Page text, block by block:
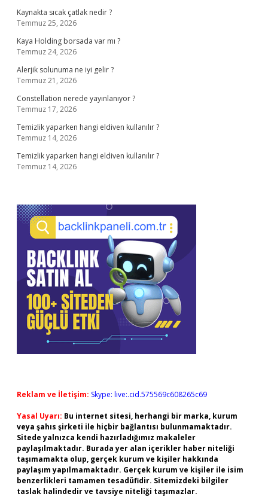
Kaynakta sıcak çatlak nedir ?
Temmuz 25, 2026
Kaya Holding borsada var mı ?
Temmuz 24, 2026
Alerjik solunuma ne iyi gelir ?
Temmuz 21, 2026
Constellation nerede yayınlanıyor ?
Temmuz 17, 2026
Temizlik yaparken hangi eldiven kullanılır ?
Temmuz 14, 2026
Temizlik yaparken hangi eldiven kullanılır ?
Temmuz 14, 2026
Reklam ve İletişim: Skype: live:.cid.575569c608265c69
Yasal Uyarı: Bu internet sitesi, herhangi bir marka, kurum
veya şahıs şirketi ile hiçbir bağlantısı bulunmamaktadır.
Sitede yalnızca kendi hazırladığımız makaleler
paylaşılmaktadır. Burada yer alan içerikler haber niteliği
taşımamakta olup, gerçek kurum ve kişiler hakkında
paylaşım yapılmamaktadır. Gerçek kurum ve kişiler ile isim
benzerlikleri tamamen tesadüfidir. Sitemizdeki bilgiler
taslak halindedir ve tavsiye niteliği taşımazlar.